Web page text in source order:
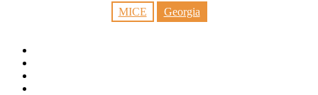
MICE Georgia